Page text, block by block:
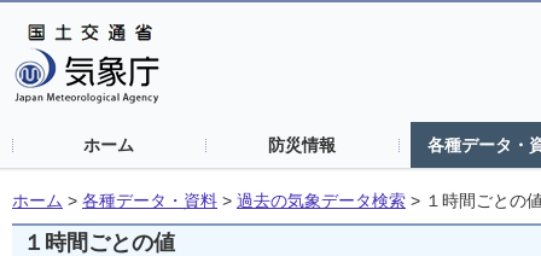
ホーム 防災情報 各種データ・
ホーム > 各種データ・資料 > 過去の気象データ検索 > １時間ごとの
１時間ごとの値